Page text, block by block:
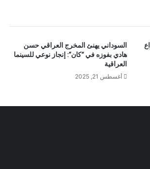
السوداني يهنئ المخرج العراقي حسن
هادي بفوزه في “كان”: إنجاز نوعي للسينما
العراقية
أغسطس 21, 2025